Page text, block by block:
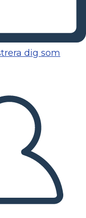
dig som